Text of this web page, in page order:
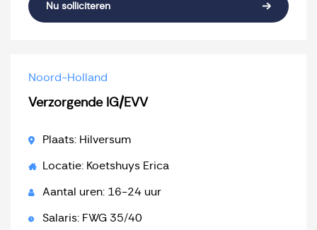
Nu solliciteren
Noord-Holland
Verzorgende IG/EVV
Plaats: Hilversum
Locatie: Koetshuys Erica
Aantal uren: 16-24 uur
Salaris: FWG 35/40